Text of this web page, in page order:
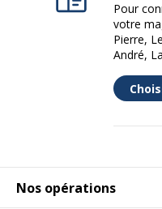
Profondeur 11
Nos opérations
Pour
votre
Pierre,
André,